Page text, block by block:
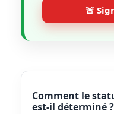
🚨
Comment le
est-il déterminé ?